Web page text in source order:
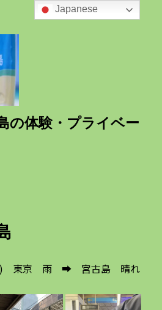
の体験・プライベー
月) 東京 雨 ➡ 宮古島 晴れ
Japanese